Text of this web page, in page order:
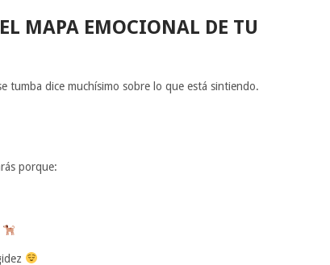
MAPA EMOCIONAL DE TU
tumba dice muchísimo sobre lo que está sintiendo.
porque: